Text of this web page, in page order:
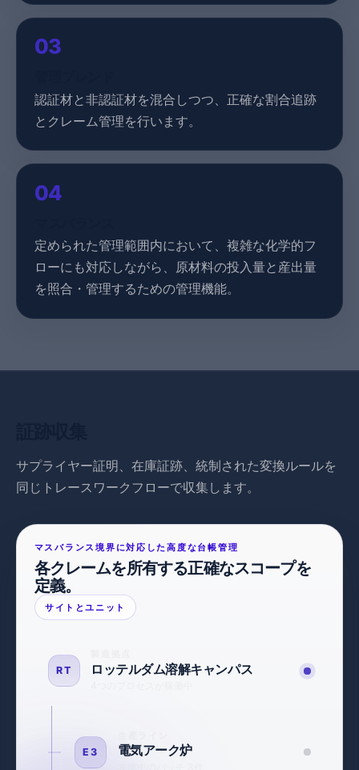
03
認証材と非認証材を混合しつつ、正確な割合追跡
とクレーム管理を行います。
04
定められた管理範囲内において、複雑な化学的フ
ローにも対応しながら、原材料の投入量と産出量
を照合・管理するための管理機能。
サプライヤー証明、在庫証跡、統制された変換ルールを
同じトレースワークフローで収集します。
マスバランス境界に対応した高度な台帳管理
各クレームを所有する正確なスコープを
定義。
サイトとユニット
RT ロッテルダム溶解キャンパス
E3 電気アーク炉